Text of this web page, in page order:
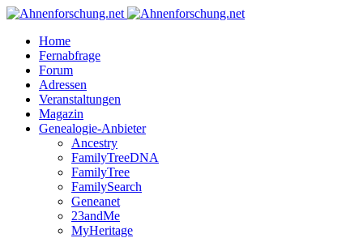
Home
Fernabfrage
Forum
Adressen
Veranstaltungen
Magazin
Genealogie-Anbieter
Ancestry
FamilyTreeDNA
FamilyTree
FamilySearch
Geneanet
23andMe
MyHeritage